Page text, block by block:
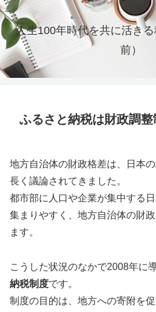
人生100年時代を共に活き
前）
ふるさと納税は財政調
地方自治体の財政格差は、日本
長く議論されてきました。
都市部に人口や企業が集中する
集まりやすく、地方自治体の財
ます。
こうした状況のなかで2008年に
納税制度です。
制度の目的は、地方への寄附を